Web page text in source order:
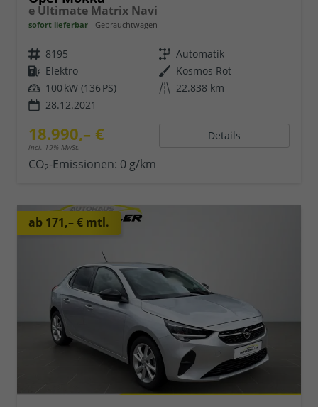
e Ultimate Matrix Navi
sofort lieferbar Gebrauchtwagen
8195
Automatik
Elektro
Kosmos Rot
100 kW (136 PS)
22.838 km
28.12.2021
18.990,– €
incl. 19% MwSt.
Details
CO2-Emissionen: 0 g/km
ab 171,– € mtl.